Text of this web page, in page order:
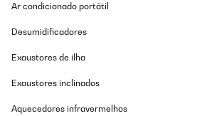
Ar condicionado portátil
Desumidificadores
Exaustores de ilha
Exaustores inclinados
Aquecedores infravermelhos